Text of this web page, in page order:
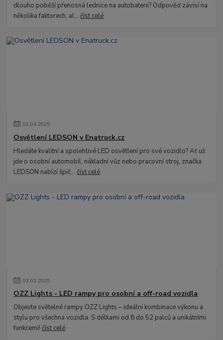
dlouho poběží přenosná lednice na autobaterii? Odpověď závisí na
několika faktorech, al...číst celé
02.04.2025
Osvětlení LEDSON v Enatruck.cz
Hledáte kvalitní a spolehlivé LED osvětlení pro své vozidlo? Ať už
jde o osobní automobil, nákladní vůz nebo pracovní stroj, značka
LEDSON nabízí špič...číst celé
03.02.2025
OZZ Lights - LED rampy pro osobní a off-road vozidla
Objevte světelné rampy OZZ Lights – ideální kombinace výkonu a
stylu pro všechna vozidla. S délkami od 8 do 52 palců a unikátními
funkcemi!číst celé